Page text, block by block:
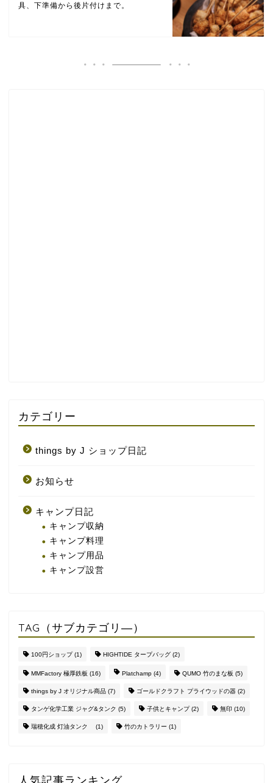
具、下準備から後片付けまで。
カテゴリー
things by J ショップ日記
お知らせ
キャンプ日記
キャンプ収納
キャンプ料理
キャンプ用品
キャンプ設営
TAG（サブカテゴリ―）
100円ショップ(1) HIGHTIDE タープバッグ (2)
MMFactory 極厚鉄板 (16) Platchamp (4) QUMO 竹のまな板 (5)
things by J オリジナル商品 (7) ゴールドクラフト プライウッドの器 (2)
タンゲ化学工業 ジャグ&タンク (5) 子供とキャンプ(2) 無印 (10)
瑞穂化成 灯油タンク (1) 竹のカトラリー (1)
人気記事ランキング